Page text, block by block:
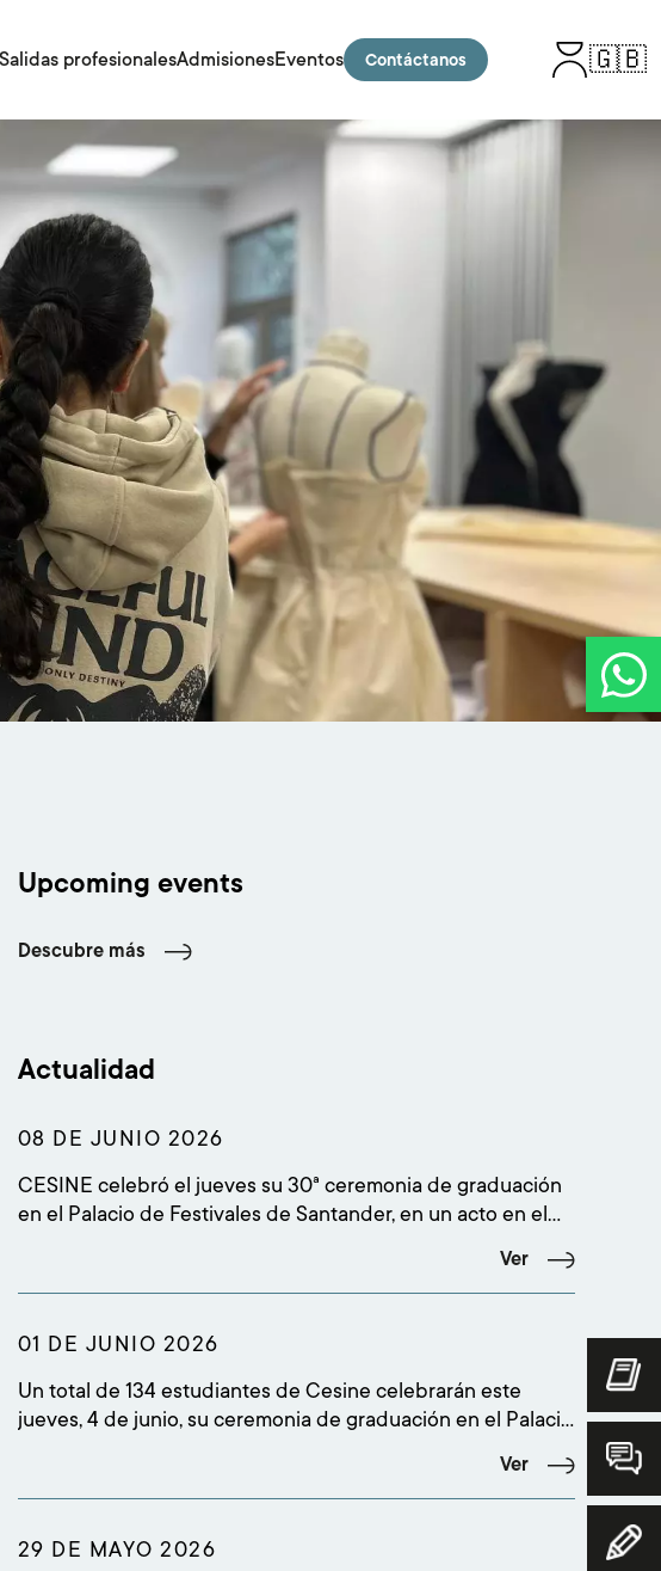
profesionalesAdmisionesEventos Contáctanos 🇬🇧
Upcoming events
Descubre más
Actualidad
08 DE JUNIO 2026
CESINE celebró el jueves su 30ª ceremonia de graduación
en el Palacio de Festivales de Santander, en un acto en el
familiares, amigos, profesorado, equipo académico, staff y
Ver
01 DE JUNIO 2026
Un total de 134 estudiantes de Cesine celebrarán este
jueves, 4 de junio, su ceremonia de graduación en el Palacio
alumnado, familiares, amigos, profesorado, equipo
Ver
29 DE MAYO 2026